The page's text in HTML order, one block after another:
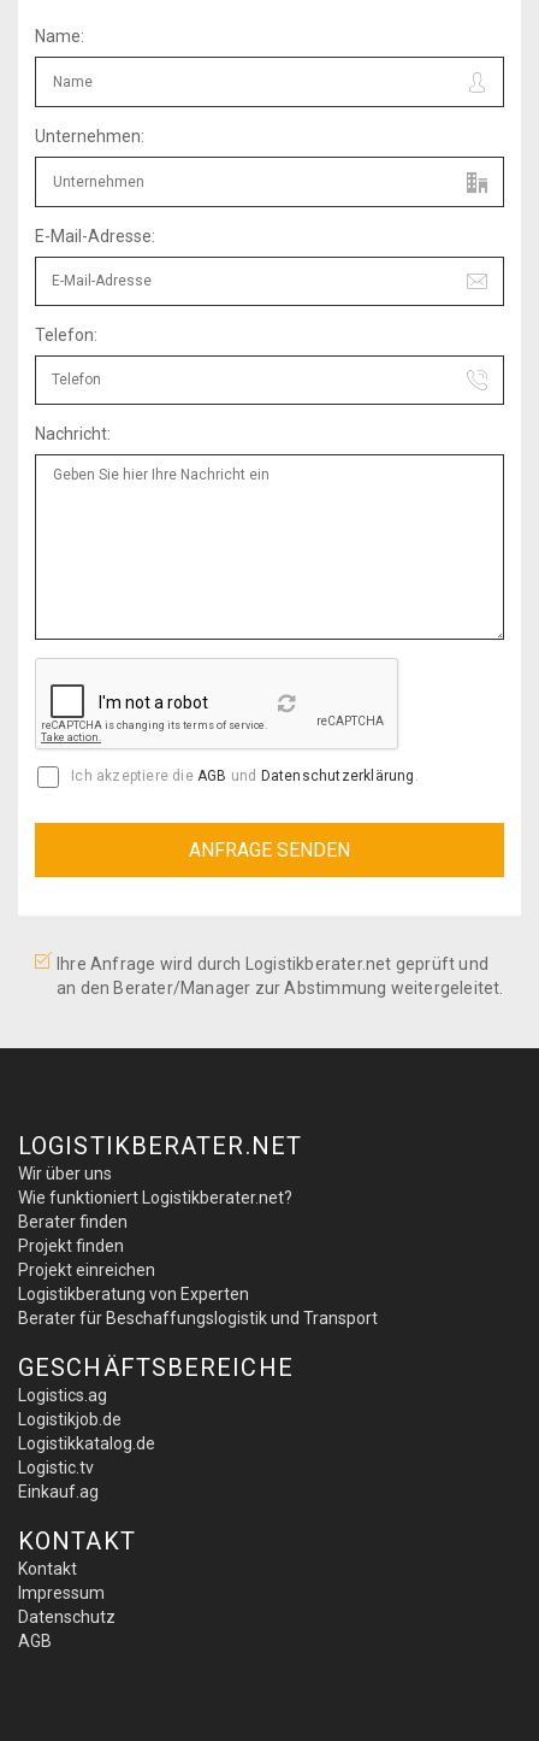
Name:
Unternehmen:
E-Mail-Adresse:
Telefon:
Nachricht:
Reload
Ich akzeptiere die AGB und Datenschutzerklärung .
Ihre Anfrage wird durch Logistikberater.net geprüft und
an den Berater/Manager zur Abstimmung weitergeleitet.
LOGISTIKBERATER.NET
Wir über uns
Wie funktioniert Logistikberater.net?
Berater finden
Projekt finden
Projekt einreichen
Logistikberatung von Experten
Berater für Beschaffungslogistik und Transport
GESCHÄFTSBEREICHE
Logistics.ag
Logistikjob.de
Logistikkatalog.de
Logistic.tv
Einkauf.ag
KONTAKT
Kontakt
Impressum
Datenschutz
AGB